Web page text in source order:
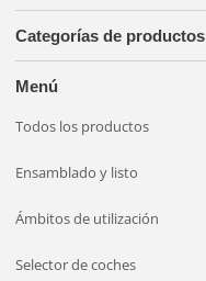
Categorías de productos
Menú
Todos los productos
Ensamblado y listo
Ámbitos de utilización
Selector de coches